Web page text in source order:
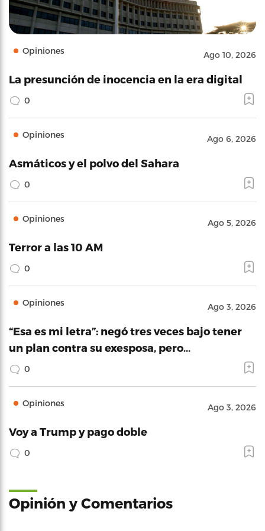
Opiniones Ago 10, 2026
La presunción de inocencia en la era digital
0
Opiniones Ago 6, 2026
Asmáticos y el polvo del Sahara
0
Opiniones Ago 5, 2026
Terror a las 10 AM
0
Opiniones Ago 3, 2026
“Esa es mi letra”: negó tres veces bajo tener
un plan contra su exesposa, pero…
0
Opiniones Ago 3, 2026
Voy a Trump y pago doble
0
Opinión y Comentarios